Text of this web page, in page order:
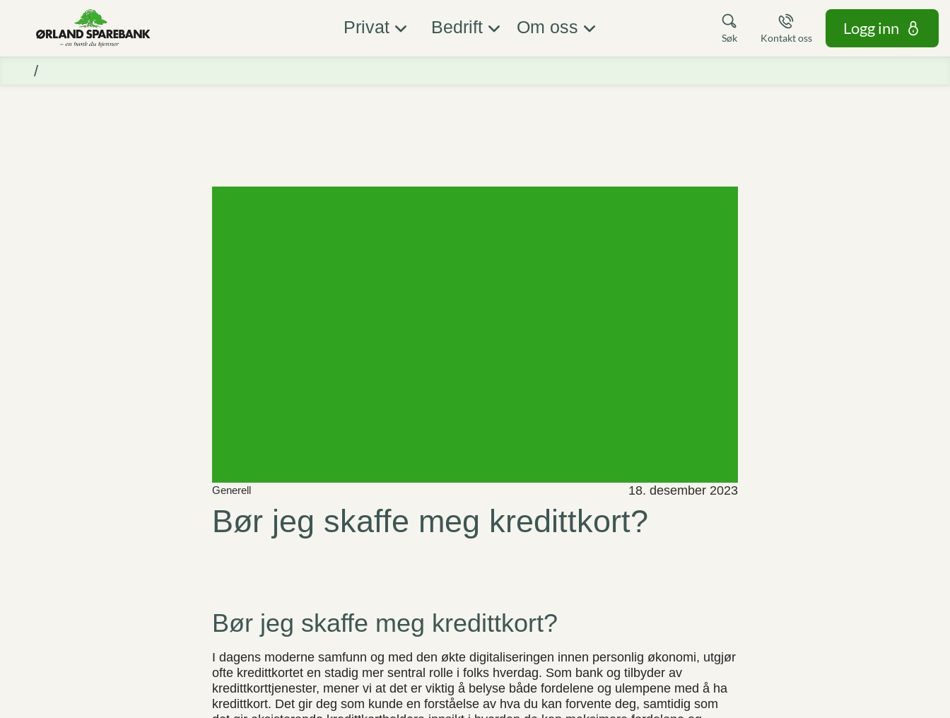
Privat Bedrift Om oss
Søk Kontakt oss
Logg inn
Generell
Bør jeg skaffe meg kredittkort?
18. desember 2023
Bør jeg skaffe meg kredittkort?
I dagens moderne samfunn og med den økte digitaliseringen innen personlig økonomi, utgjør
ofte kredittkortet en stadig mer sentral rolle i folks hverdag. Som bank og tilbyder av
kredittkorttjenester, mener vi at det er viktig å belyse både fordelene og ulempene med å ha
kredittkort. Det gir deg som kunde en forståelse av hva du kan forvente deg, samtidig som